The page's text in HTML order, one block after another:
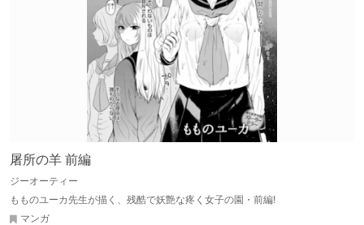
屠所の羊 前編
ジーオーティー
もものユーカ先生が描く、残酷で妖艶な疼く女子の園・前編!
マンガ